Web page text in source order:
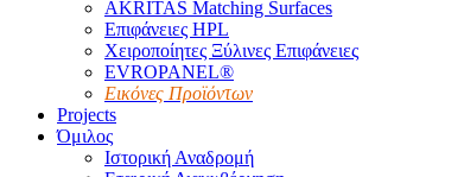
AKRITAS Matching Surfaces
Επιφάνειες HPL
Χειροποίητες Ξύλινες Επιφάνειες
EVROPANEL®
Εικόνες Προϊόντων
Projects
Όμιλος
Ιστορική Αναδρομή